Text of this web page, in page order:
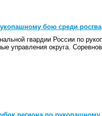
бою среди
гвардии России по
управления округа.